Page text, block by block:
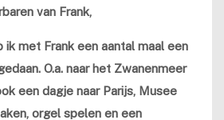
van Frank,
ik met Frank een aantal maal een
O.a. naar het Zwanenmeer
een dagje naar Parijs, Musee
orgel spelen en een